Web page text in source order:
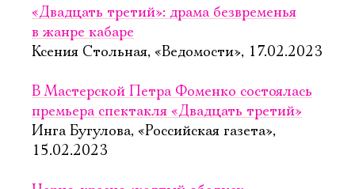
«Двадцать третий»: драма безвременья
в жанре кабаре
Ксения Стольная, «Ведомости», 17.02.2023
В Мастерской Петра Фоменко состоялась
премьера спектакля «Двадцать третий»
Инга Бугулова, «Российская газета»,
15.02.2023
Ознакомиться